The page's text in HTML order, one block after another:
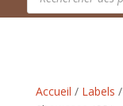
produits
Accueil / Labels /